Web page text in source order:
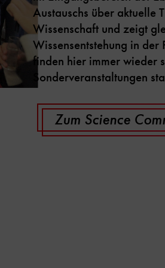
Austauschs über aktuelle
Wissenschaft und zeigt
Wissensentstehung in der
finden hier immer wieder
Sonderveranstaltungen
Zum Science